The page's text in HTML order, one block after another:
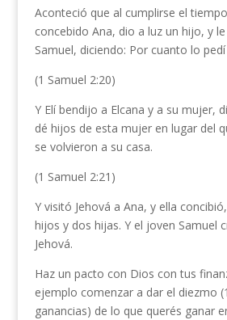
Aconteció que al cumplirse el
concebido Ana, dio a luz un hijo, y
Samuel, diciendo: Por cuanto lo pedí
(1 Samuel 2:20)
Y Elí bendijo a Elcana y a su mujer,
dé hijos de esta mujer en lugar del
se volvieron a su casa.
(1 Samuel 2:21)
Y visitó Jehová a Ana, y ella
hijos y dos hijas. Y el joven Samuel
Jehová.
Haz un pacto con Dios con tus
ejemplo comenzar a dar el diezmo
ganancias) de lo que querés ganar